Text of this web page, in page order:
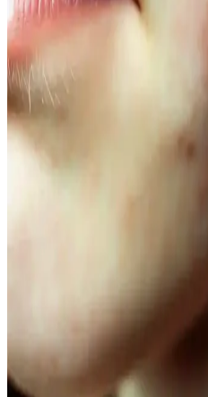
Vegan göz altı kremleri, doğal
sağlığını destekler, çevresel
çevresine uygun bakım sağlar.
Doğal Ağız Bakım
Sağlıklı Diş ve Diş Eti
Doğal ağız bakım macunları,
diş ve diş eti sağlığını koruyan
Seçenekleri ve Kullanım
Lykd Makyaj Sabitleyici
ve Doğal Görünüm
Lykd makyaj sabitleyici spreyi, hafif